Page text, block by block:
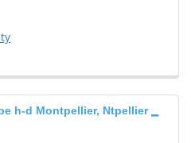
h-d Montpellier, Ntpellier